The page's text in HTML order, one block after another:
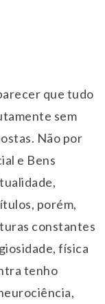
que tudo
sem
Não por
e Bens
porém,
constantes
física
tenho